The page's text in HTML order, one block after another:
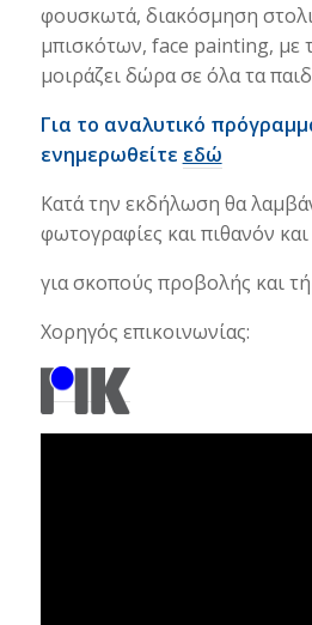
φουσκωτά, διακόσμηση
μπισκότων, face painting, με
μοιράζει δώρα σε όλα τα
Για το αναλυτικό
ενημερωθείτε εδώ
Κατά την εκδήλωση θα
φωτογραφίες και πιθανόν
για σκοπούς προβολής και
Χορηγός επικοινωνίας: